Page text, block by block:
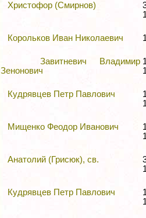
Христофор (Смирнов)
Корольков Иван Николаевич
Завитневич Владимир
Зенонович
Кудрявцев Петр Павлович
Мищенко Феодор Иванович
Анатолий (Грисюк), св.
Кудрявцев Петр Павлович